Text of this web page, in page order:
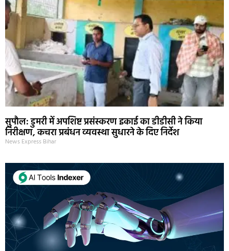
सुपौल: डुमरी में अपशिष्ट प्रसंस्करण इकाई का डीडीसी ने किया
निरीक्षण, कचरा प्रबंधन व्यवस्था सुधारने के दिए निर्देश
News Express Bihar